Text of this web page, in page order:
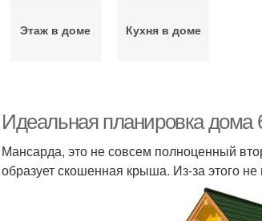
Этаж в доме Кухня в доме
Идеальная планировка дома
Мансарда, это не совсем полноценный
образует скошенная крыша. Из-за этого